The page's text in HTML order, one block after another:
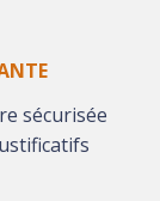
sécurisée